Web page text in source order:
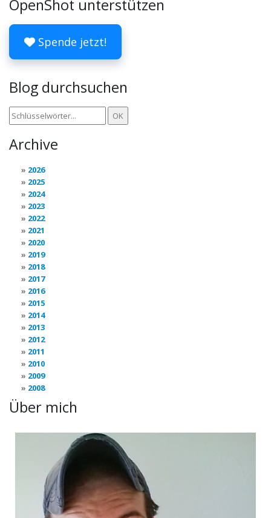
OpenShot unterstützen
Spende jetzt!
Blog durchsuchen
Archive
2026
2025
2024
2023
2022
2021
2020
2019
2018
2017
2016
2015
2014
2013
2012
2011
2010
2009
2008
Über mich